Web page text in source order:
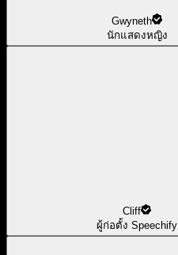
Gwyneth
นักแสดงหญิง
Cliff
ผู้ก่อตั้ง Speechify